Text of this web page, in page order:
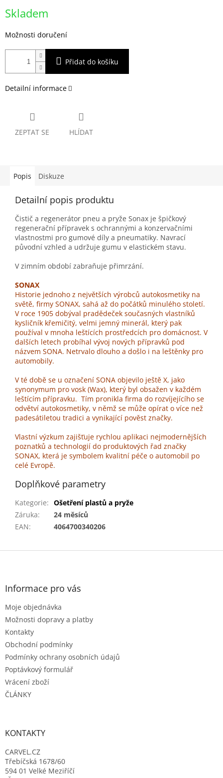
cena:
Skladem
Možnosti doručení
Přidat do košíku
Detailní informace
ZEPTAT SE HLÍDAT
Popis Diskuze
Detailní popis produktu
Čistič a regenerátor pneu a pryže Sonax je špičkový
regenerační přípravek s ochrannými a konzervačními
vlastnostmi pro gumové díly a pneumatiky. Navrací
původní vzhled a udržuje gumu v elastickém stavu.
V zimním období zabraňuje přimrzání.
SONAX
Historie jednoho z největších výrobců autokosmetiky na
světě, firmy SONAX, sahá až do počátků minulého století.
V roce 1905 dobýval pradědeček současných vlastníků
kysličník křemičitý, velmi jemný minerál, který pak
používal v mnoha leštících prostředcích pro domácnost. V
dalších letech probíhal vývoj nových přípravků pod
názvem SONA. Netrvalo dlouho a došlo i na leštěnky pro
automobily.
V té době se u označení SONA objevilo ještě X, jako
synonymum pro vosk (Wax), který byl obsažen v každém
leštícím přípravku. Tím pronikla firma do rozvíjejícího se
odvětví autokosmetiky, v němž se může opírat o více než
padesátiletou tradici a vynikající pověst značky.
Vlastní výzkum zajišťuje rychlou aplikaci nejmodernějších
poznatků a technologií do produktových řad značky
SONAX, která je symbolem kvalitní péče o automobil po
celé Evropě.
Doplňkové parametry
Kategorie: Ošetření plastů a pryže
Záruka:
24 měsíců
EAN: 4064700340206
Z
Informace pro vás
Moje objednávka
Možnosti dopravy a platby
Kontakty
Obchodní podmínky
Podmínky ochrany osobních údajů
Poptávkový formulář
Vrácení zboží
ČLÁNKY
KONTAKTY
CARVEL.CZ
Třebíčská 1678/60
594 01 Velké Meziříčí